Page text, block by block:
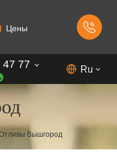
Цены
47 77
37
337
337
Ru
Вышгород